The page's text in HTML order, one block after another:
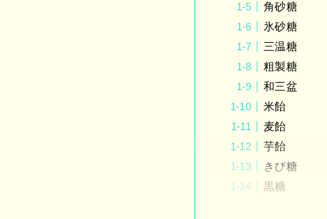
角砂糖
氷砂糖
三温糖
粗製糖
和三盆
米飴
麦飴
芋飴
きび糖
黒糖